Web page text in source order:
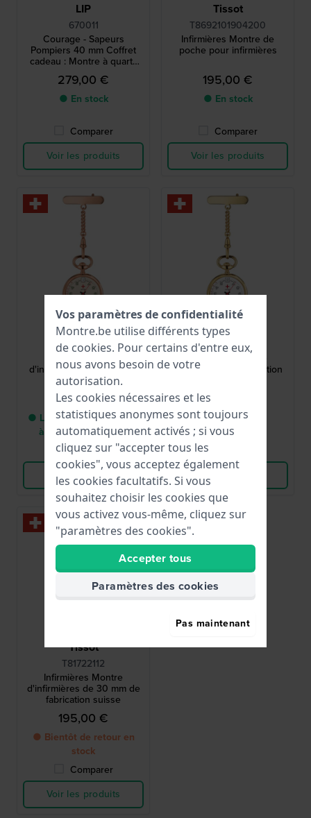
LIP
670011
Courage - Sapeurs
Pompiers 40 mm Coffret
cadeau : Montre à quartz
avec cadran asthmomètre
et pulsomètre avec bracelet
en caoutchouc
supplémentaire
279,00 €
● En stock
Comparer
Voir les produits
Tissot
T8692101904200
Infirmières Montre de
poche pour infirmières
195,00 €
● En stock
Comparer
Voir les produits
Tissot
T81722392
Infirmières Montre
d'infirmière de fabrication
suisse
225,00 €
● Livraison entre 2 jours
à 5 jours ouvrables
Comparer
Voir les produits
Tissot
T81722212
d'infirmière de fabrication
225,00 €
● En stock
Voir les produits
Tissot
T81722112
Infirmières Montre
d'infirmières de 30 mm de
fabrication suisse
195,00 €
● Bientôt de retour en
stock
Comparer
Voir les produits
Vos paramètres de confidentialité
Montre.be utilise différents types
de cookies. Pour certains d'entre eux,
nous avons besoin de votre
autorisation.
Les cookies nécessaires et les
statistiques anonymes sont toujours
automatiquement activés ; si vous
cliquez sur "accepter tous les
cookies", vous acceptez également
les cookies facultatifs. Si vous
souhaitez choisir les cookies que
vous activez vous-même, cliquez sur
"paramètres des cookies".
Accepter tous
Paramètres des cookies
Pas maintenant